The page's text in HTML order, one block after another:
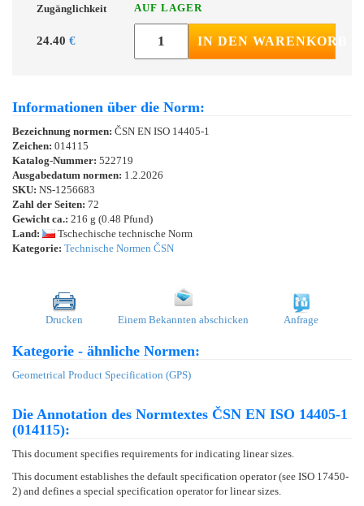
Zugänglichkeit AUF LAGER
24.40 € IN DEN WARENKORB
Informationen über die Norm:
Bezeichnung normen: ČSN EN ISO 14405-1
Zeichen: 014115
Katalog-Nummer: 522719
Ausgabedatum normen: 1.2.2026
SKU: NS-1256683
Zahl der Seiten: 72
Gewicht ca.: 216 g (0.48 Pfund)
Land:
Tschechische technische Norm
Kategorie: Technische Normen ČSN
Drucken Einem Bekannten abschicken Anfrage
Kategorie - ähnliche Normen:
Geometrical Product Specification (GPS)
Die Annotation des Normtextes ČSN EN ISO 14405-1
(014115):
This document specifies requirements for indicating linear sizes.
This document establishes the default specification operator (see ISO 17450-
2) and defines a special specification operator for linear sizes.